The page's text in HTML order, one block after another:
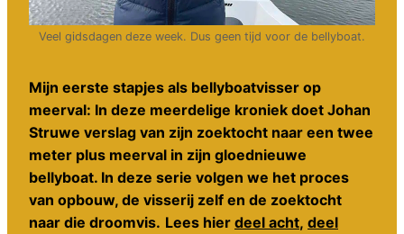
Veel gidsdagen deze week. Dus geen tijd voor de bellyboat.
Mijn eerste stapjes als bellyboatvisser op
meerval: In deze meerdelige kroniek doet Johan
Struwe verslag van zijn zoektocht naar een twee
meter plus meerval in zijn gloednieuwe
bellyboat. In deze serie volgen we het proces
van opbouw, de visserij zelf en de zoektocht
naar die droomvis. Lees hier deel acht, deel